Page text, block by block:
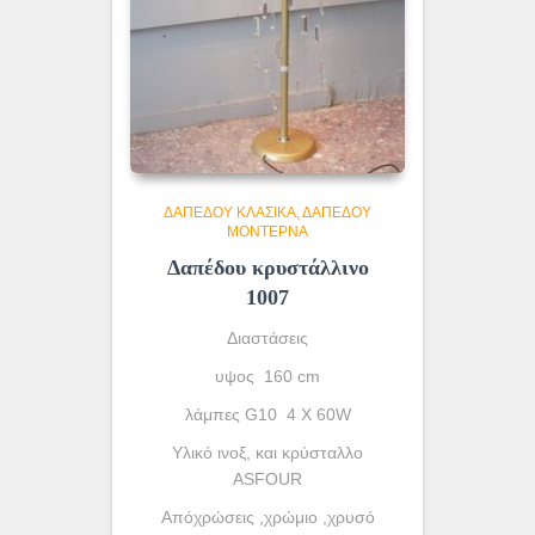
ΔΑΠΈΔΟΥ ΚΛΑΣΙΚΆ ΔΑΠΈΔΟΥ
ΜΟΝΤΈΡΝΑ
Δαπέδου κρυστάλλινο
1007
Διαστάσεις
υψος 160 cm
λάμπες G10 4 X 60W
Yλικό ινοξ, και κρύσταλλο
ASFOUR
Απόχρώσεις ,χρώμιο ,χρυσό